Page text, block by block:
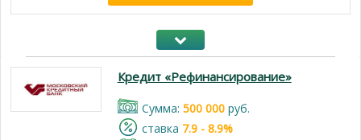
Кредит «Рефинансирование»
Cумма: 500 000руб.
cтавка 7.9 - 8.9%